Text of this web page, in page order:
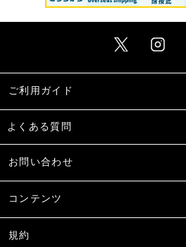
ご利用ガイド
よくある質問
お問い合わせ
コンテンツ
規約